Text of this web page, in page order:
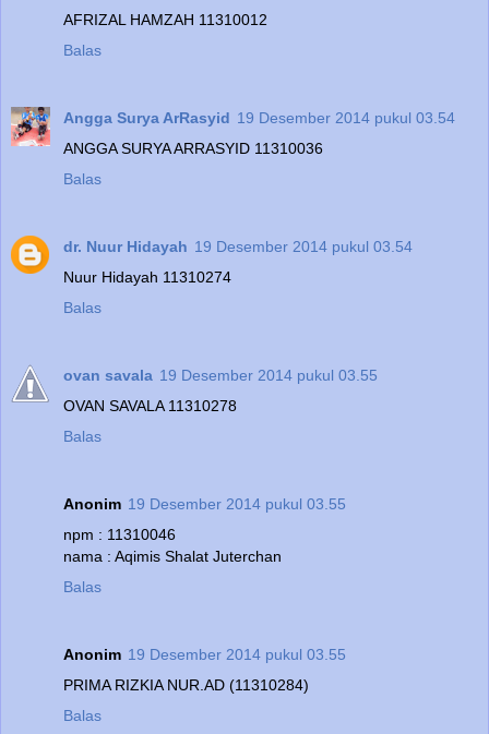
AFRIZAL HAMZAH 11310012
Balas
Angga Surya ArRasyid 19 Desember 2014 pukul 03.54
ANGGA SURYA ARRASYID 11310036
Balas
dr. Nuur Hidayah 19 Desember 2014 pukul 03.54
Nuur Hidayah 11310274
Balas
ovan savala 19 Desember 2014 pukul 03.55
OVAN SAVALA 11310278
Balas
Anonim 19 Desember 2014 pukul 03.55
npm : 11310046
nama : Aqimis Shalat Juterchan
Balas
Anonim 19 Desember 2014 pukul 03.55
PRIMA RIZKIA NUR.AD (11310284)
Balas